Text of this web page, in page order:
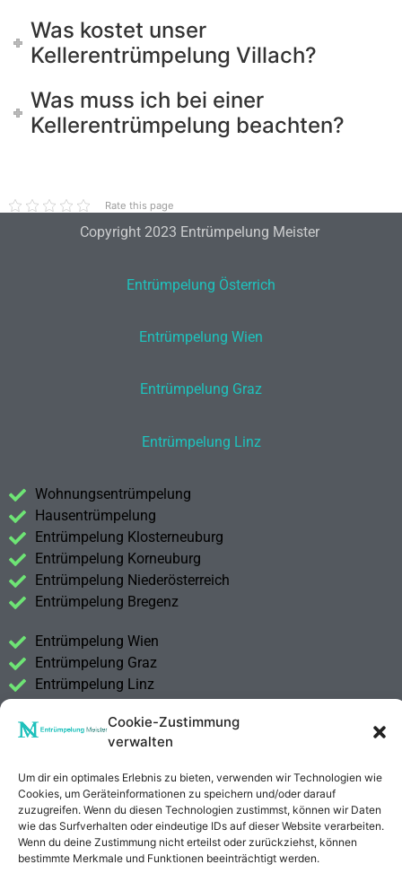
Cookie-Zustimmung
verwalten
Um dir ein optimales Erlebnis zu bieten, verwenden wir Technologien wie
Cookies, um Geräteinformationen zu speichern und/oder darauf
zuzugreifen. Wenn du diesen Technologien zustimmst, können wir Daten
wie das Surfverhalten oder eindeutige IDs auf dieser Website verarbeiten.
Wenn du deine Zustimmung nicht erteilst oder zurückziehst, können
bestimmte Merkmale und Funktionen beeinträchtigt werden.
Was kostet unser
Kellerentrümpelung Villach?
Was muss ich bei einer
Kellerentrümpelung beachten?
Rate this page
Copyright 2023 Entrümpelung Meister
Entrümpelung Österrich
Entrümpelung Wien
Entrümpelung Graz
Entrümpelung Linz
Wohnungsentrümpelung
Hausentrümpelung
Entrümpelung Klosterneuburg
Entrümpelung Korneuburg
Entrümpelung Niederösterreich
Entrümpelung Bregenz
Entrümpelung Wien
Entrümpelung Graz
Entrümpelung Linz
Entrümpelung Vorarlberg
Entrümpelung Steiermark
Kontakt
Impressum
Datenschutzerklärung